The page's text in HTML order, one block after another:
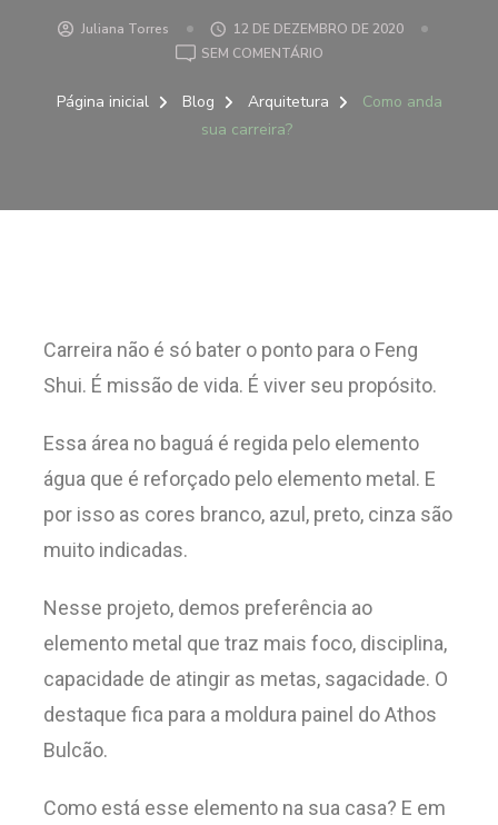
Juliana Torres
12 DE DEZEMBRO DE 2020
SEM COMENTÁRIO
Página inicial Blog Arquitetura
Como anda
sua carreira?
Carreira não é só bater o ponto para o Feng
Shui. É missão de vida. É viver seu propósito.
Essa área no baguá é regida pelo elemento
água que é reforçado pelo elemento metal. E
por isso as cores branco, azul, preto, cinza são
muito indicadas.
Nesse projeto, demos preferência ao
elemento metal que traz mais foco, disciplina,
capacidade de atingir as metas, sagacidade. O
destaque fica para a moldura painel do Athos
Bulcão.
Como está esse elemento na sua casa? E em